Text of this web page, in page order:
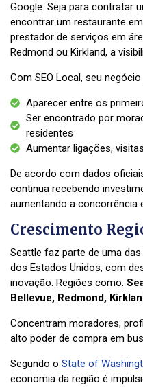
Google. Seja para contratar
encontrar um restaurante
prestador de serviços em
Redmond ou Kirkland, a
Com SEO Local, seu negócio
Aparecer entre os
Ser encontrado por
residentes
Aumentar ligações,
De acordo com dados
continua recebendo
aumentando a concorrência
Crescimento
Seattle faz parte de uma
dos Estados Unidos, com
inovação. Regiões como:
Bellevue, Redmond,
Concentram moradores,
alto poder de compra em
Segundo o State of
economia da região é